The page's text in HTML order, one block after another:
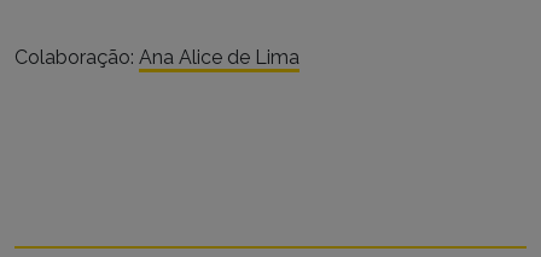
Colaboração: Ana Alice de Lima